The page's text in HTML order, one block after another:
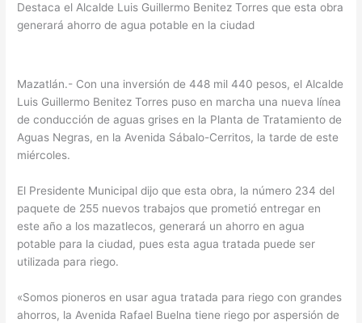
Destaca el Alcalde Luis Guillermo Benitez Torres que esta obra
generará ahorro de agua potable en la ciudad
Mazatlán.- Con una inversión de 448 mil 440 pesos, el Alcalde
Luis Guillermo Benitez Torres puso en marcha una nueva línea
de conducción de aguas grises en la Planta de Tratamiento de
Aguas Negras, en la Avenida Sábalo-Cerritos, la tarde de este
miércoles.
El Presidente Municipal dijo que esta obra, la número 234 del
paquete de 255 nuevos trabajos que prometió entregar en
este año a los mazatlecos, generará un ahorro en agua
potable para la ciudad, pues esta agua tratada puede ser
utilizada para riego.
«Somos pioneros en usar agua tratada para riego con grandes
ahorros, la Avenida Rafael Buelna tiene riego por aspersión de